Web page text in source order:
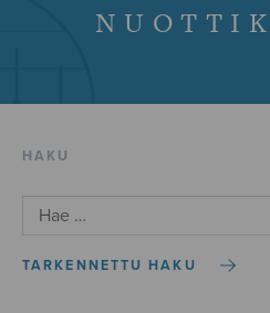
HAKU
TARKENNETTU HAKU